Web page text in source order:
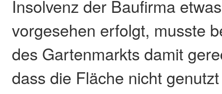
Insolvenz der Baufirma
vorgesehen erfolgt, musste
des Gartenmarkts damit
dass die Fläche nicht